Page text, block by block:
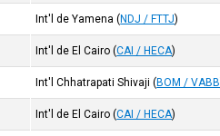
Int'l de Yamena (NDJ / FTTJ)
Int'l de El Cairo (CAI / HECA)
Int'l Chhatrapati Shivaji (BOM / VABB
Int'l de El Cairo (CAI / HECA)